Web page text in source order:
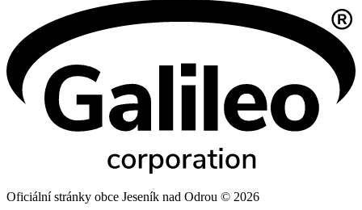
Oficiální stránky obce Jeseník nad Odrou © 2026